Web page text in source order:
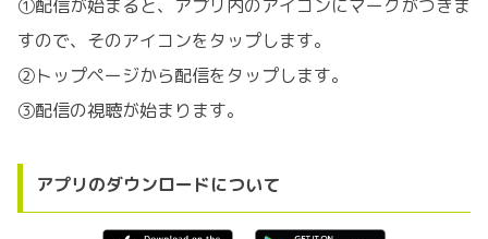
①配信が始まると、アプリ内のアイコンにマークがつきま
すので、そのアイコンをタップします。
②トップページから配信をタップします。
③配信の視聴が始まります。
アプリのダウンロードについて